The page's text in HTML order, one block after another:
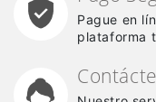
Pague en
plataforma